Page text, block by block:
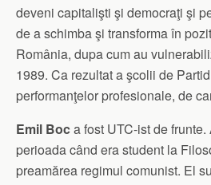
deveni capitalişti şi democraţi şi
de a schimba şi transforma în
România, dupa cum au
1989. Ca rezultat a şcolii de
performanţelor profesionale, de
Emil Boca fost UTC-ist de
perioada când era student la
preamărea regimul comunist. El